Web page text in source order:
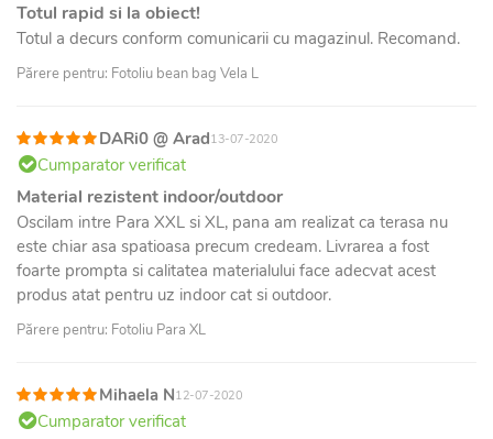
Totul rapid si la obiect!
Totul a decurs conform comunicarii cu magazinul. Recomand.
Părere pentru: Fotoliu bean bag Vela L
DARi0 @ Arad13-07-2020
Cumparator verificat
Material rezistent indoor/outdoor
Oscilam intre Para XXL si XL, pana am realizat ca terasa nu
este chiar asa spatioasa precum credeam. Livrarea a fost
foarte prompta si calitatea materialului face adecvat acest
produs atat pentru uz indoor cat si outdoor.
Părere pentru: Fotoliu Para XL
Mihaela N12-07-2020
Cumparator verificat